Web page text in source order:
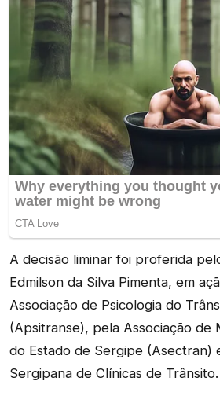
A decisão liminar foi proferida
Edmilson da Silva Pimenta, em
Associação de Psicologia do
(Apsitranse), pela Associação de
do Estado de Sergipe (Asectran)
Sergipana de Clínicas de Trânsito.